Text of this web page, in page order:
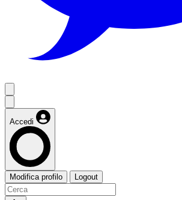
Accedi
Modifica profilo Logout